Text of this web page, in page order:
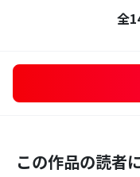
全
この作品の読者